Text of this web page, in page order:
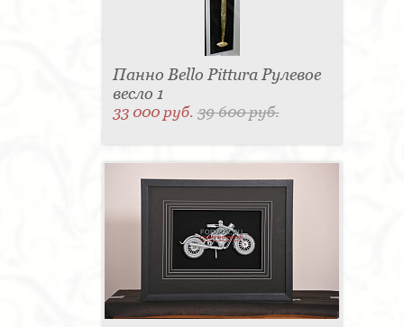
Панно Bello Pittura Рулевое
весло 1
33 000 руб.39 600 руб.